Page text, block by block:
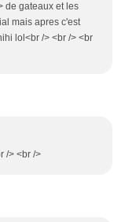
de gateaux et les
mais apres c'est
lol<br /> <br /> <br
/> <br />